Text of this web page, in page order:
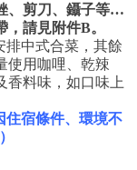
、剪刀、鑷子等…
，請見附件B。
排中式合菜，其餘
使用咖哩、乾辣
香料味，如口味上
住宿條件、環境不